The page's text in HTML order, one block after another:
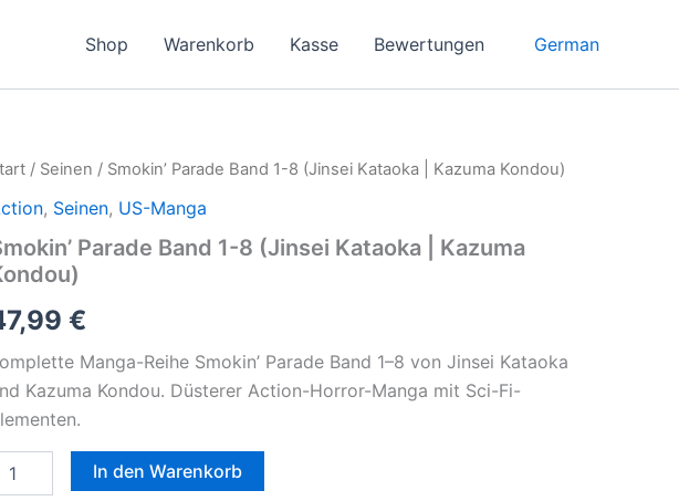
Shop Warenkorb Kasse Bewertungen German
/ Seinen / Smokin’ Parade Band 1-8 (Jinsei Kataoka | Kazuma Kondou)
, Seinen, US-Manga
Parade Band 1-8 (Jinsei Kataoka | Kazuma
€
Manga-Reihe Smokin’ Parade Band 1–8 von Jinsei Kataoka
Kazuma Kondou. Düsterer Action-Horror-Manga mit Sci-Fi-
In den Warenkorb